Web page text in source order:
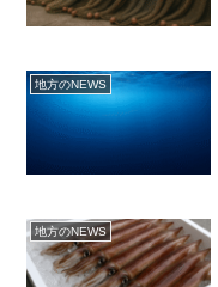
地方のNEWS
地方のNEWS